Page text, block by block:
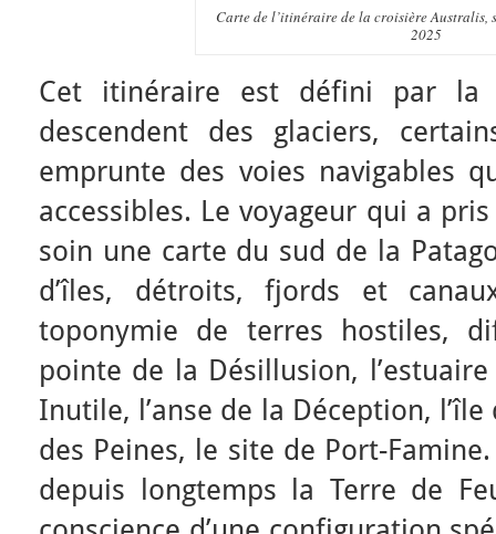
Carte de l’itinéraire de la croisière Australis,
2025
Cet itinéraire est défini par la
descendent des glaciers,
emprunte des voies navigables
accessibles. Le voyageur qui a
soin une carte du sud de la
d’îles, détroits, fjords et
toponymie de terres hostiles,
pointe de la Désillusion,
Inutile, l’anse de la Déception,
des Peines, le site de Port-
depuis longtemps la Terre de